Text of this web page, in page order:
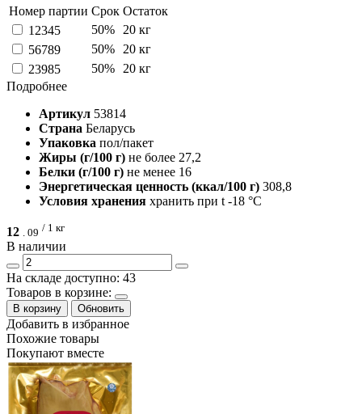
Номер партии Срок Остаток
12345
50%
20 кг
56789
50%
20 кг
23985
50%
20 кг
Подробнее
Артикул 53814
Страна Беларусь
Упаковка пол/пакет
Жиры (г/100 г) не более 27,2
Белки (г/100 г) не менее 16
Энергетическая ценность (ккал/100 г) 308,8
Условия хранения хранить при t -18 °C
12 . 09 / 1 кг
В наличии
На складе доступно: 43
Товаров в корзине:
В корзину Обновить
Добавить в избранное
Похожие товары
Покупают вместе